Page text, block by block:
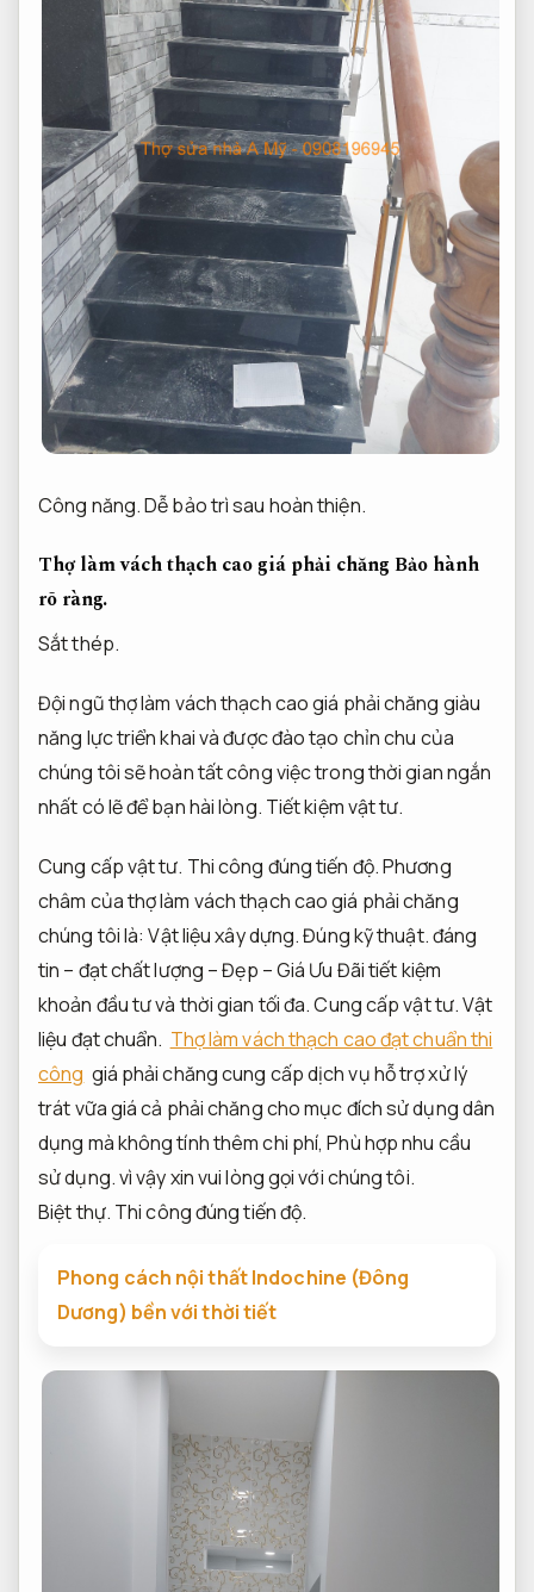
Công năng.Dễ bảo trì sau hoàn thiện.
Thợ làm vách thạch cao giá phải chăng Bảo hành
rõ ràng.
Sắt thép.
Đội ngũ thợ làm vách thạch cao giá phải chăng giàu
năng lực triển khai và được đào tạo chỉn chu của
chúng tôi sẽ hoàn tất công việc trong thời gian ngắn
nhất có lẽ để bạn hài lòng. Tiết kiệm vật tư.
Cung cấp vật tư. Thi công đúng tiến độ.Phương
châm của thợ làm vách thạch cao giá phải chăng
chúng tôi là:Vật liệu xây dựng.Đúng kỹ thuật.đáng
tin – đạt chất lượng – Đẹp – Giá Ưu Đãi tiết kiệm
khoản đầu tư và thời gian tối đa.Cung cấp vật tư.Vật
liệu đạt chuẩn. Thợ làm vách thạch cao đạt chuẩn thi
công giá phải chăng cung cấp dịch vụ hỗ trợ xử lý
trát vữa giá cả phải chăng cho mục đích sử dụng dân
dụng mà không tính thêm chi phí,Phù hợp nhu cầu
sử dụng.vì vậy xin vui lòng gọi với chúng tôi.
Biệt thự. Thi công đúng tiến độ.
Phong cách nội thất Indochine (Đông
Dương) bền với thời tiết